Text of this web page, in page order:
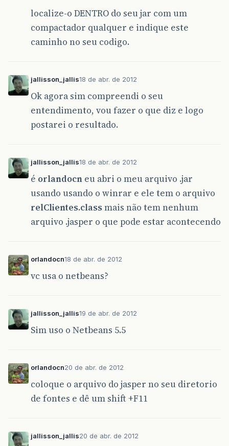
localize-o DENTRO do seu jar com um
compactador qualquer e indique este
caminho no seu codigo.
jallisson_jallis18 de abr. de 2012
Ok agora sim compreendi o seu
entendimento, vou fazer o que diz e logo
postarei o resultado.
jallisson_jallis18 de abr. de 2012
é orlandocn eu abri o meu arquivo .jar
usando usando o winrar e ele tem o arquivo
relClientes.classmais não tem nenhum
arquivo .jasper o que pode estar acontecendo
orlandocn18 de abr. de 2012
vc usa o netbeans?
jallisson_jallis19 de abr. de 2012
Sim uso o Netbeans 5.5
orlandocn20 de abr. de 2012
coloque o arquivo do jasper no seu diretorio
de fontes e dê um shift +F11
jallisson_jallis20 de abr. de 2012